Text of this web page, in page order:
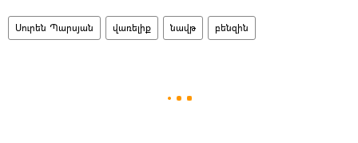
Սուրեն Պարսյան վառելիք նավթ բենզին